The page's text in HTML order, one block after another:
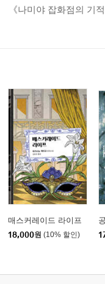
《나미야 잡화점의 기
매스커레이드 라이프
18,000원 (10% 할인)